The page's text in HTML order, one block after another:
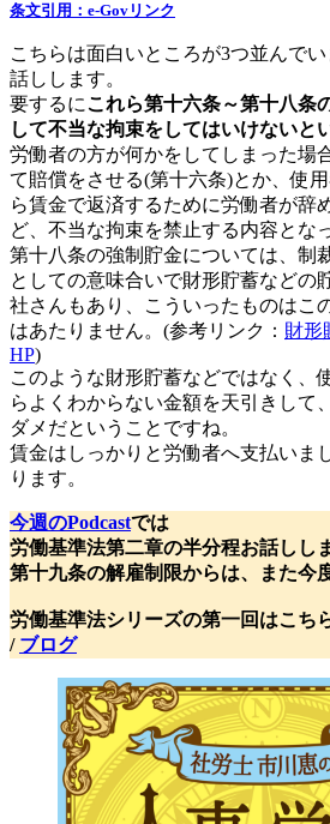
条文引用：e-Govリンク
こちらは面白いところが3つ並んで
話しします。
要するにこれら第十六条～第十八条
して不当な拘束をしてはいけないと
労働者の方が何かをしてしまった場
て賠償をさせる(第十六条)とか、使
ら賃金で返済するために労働者が辞
ど、不当な拘束を禁止する内容とな
第十八条の強制貯金については、制
としての意味合いで財形貯蓄などの
社さんもあり、こういったものはこ
はあたりません。(参考リンク： 財形
HP)
このような財形貯蓄などではなく、
らよくわからない金額を天引きして
ダメだということですね。
賃金はしっかりと労働者へ支払いま
ります。
今週のPodcastでは
労働基準法第二章の半分程お話しし
第十九条の解雇制限からは、また今
労働基準法シリーズの第一回はこち
/ ブログ